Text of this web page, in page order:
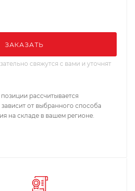
ЗАКАЗАТЬ
свяжутся с вами и уточнят
рассчитывается
от выбранного способа
на складе в вашем регионе.